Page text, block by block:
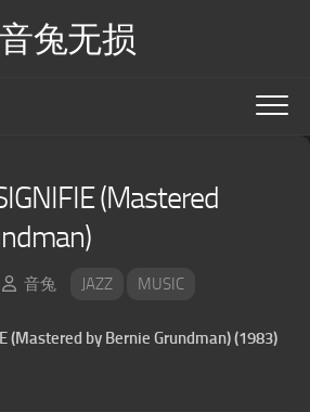
音兔无损
(Mastered
音兔 JAZZ MUSIC
(Mastered by Bernie Grundman) (1983)